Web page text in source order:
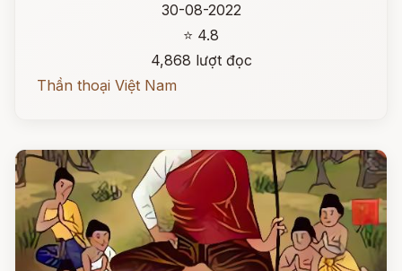
30-08-2022
⭐ 4.8
4,868 lượt đọc
Thần thoại Việt Nam